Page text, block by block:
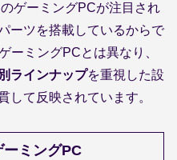
のゲーミングPCが注目され
ーツを搭載しているからで
ーミングPCとは異なり、
ラインナップを重視した設
して反映されています。
ミングPC